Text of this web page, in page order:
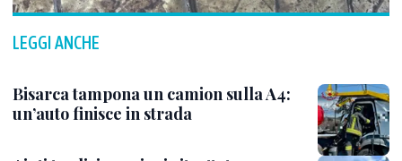
LEGGI ANCHE
Bisarca tampona un camion sulla A4:
un’auto finisce in strada